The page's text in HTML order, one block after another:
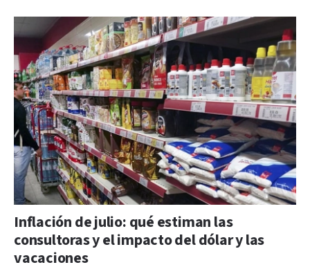
Inflación de julio: qué estiman las
consultoras y el impacto del dólar y las
vacaciones